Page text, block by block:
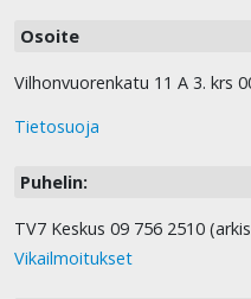
Osoite
Vilhonvuorenkatu 11 A 3. krs
Tietosuoja
Puhelin:
TV7 Keskus 09 756 2510
Vikailmoitukset